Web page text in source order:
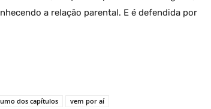
a relação parental. E é defendida por
dos capítulos vem por aí